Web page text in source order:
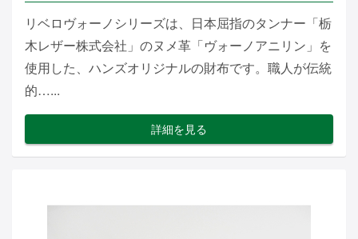
リベロヴォーノシリーズは、日本屈指のタンナー「栃
木レザー株式会社」のヌメ革「ヴォーノアニリン」を
使用した、ハンズオリジナルの財布です。職人が伝統
的…...
詳細を見る